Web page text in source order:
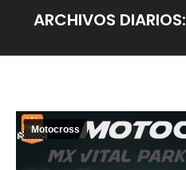
ARCHIVOS DIARIOS:
Motocross